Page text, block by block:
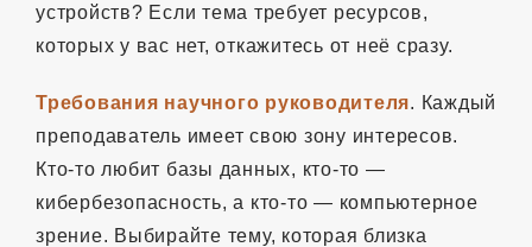
устройств? Если тема требует ресурсов,
которых у вас нет, откажитесь от неё сразу.
Требования научного руководителя. Каждый
преподаватель имеет свою зону интересов.
Кто-то любит базы данных, кто-то —
кибербезопасность, а кто-то — компьютерное
зрение. Выбирайте тему, которая близка